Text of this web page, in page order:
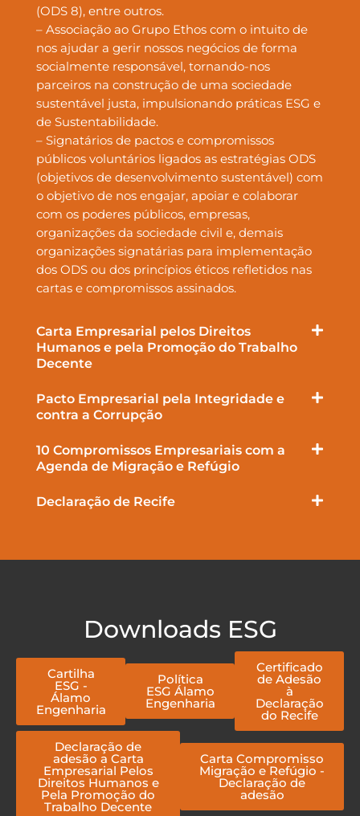
(ODS 8), entre outros.
– Associação ao Grupo Ethos com o intuito de
nos ajudar a gerir nossos negócios de forma
socialmente responsável, tornando-nos
parceiros na construção de uma sociedade
sustentável justa, impulsionando práticas ESG e
de Sustentabilidade.
– Signatários de pactos e compromissos
públicos voluntários ligados as estratégias ODS
(objetivos de desenvolvimento sustentável) com
o objetivo de nos engajar, apoiar e colaborar
com os poderes públicos, empresas,
organizações da sociedade civil e, demais
organizações signatárias para implementação
dos ODS ou dos princípios éticos refletidos nas
cartas e compromissos assinados.
Carta Empresarial pelos Direitos
Humanos e pela Promoção do Trabalho
Decente
Pacto Empresarial pela Integridade e
contra a Corrupção
10 Compromissos Empresariais com a
Agenda de Migração e Refúgio
Declaração de Recife
Downloads ESG
Cartilha
ESG -
Álamo
Engenharia
Política
ESG Álamo
Engenharia
Certificado
de Adesão
à
Declaração
do Recife
Declaração de
adesão a Carta
Empresarial Pelos
Direitos Humanos e
Pela Promoção do
Trabalho Decente
Carta Compromisso
Migração e Refúgio -
Declaração de
adesão